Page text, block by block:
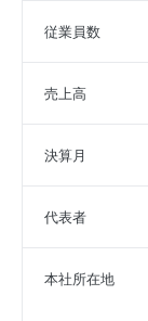
従業員数
売上高
決算月
代表者
本社所在地